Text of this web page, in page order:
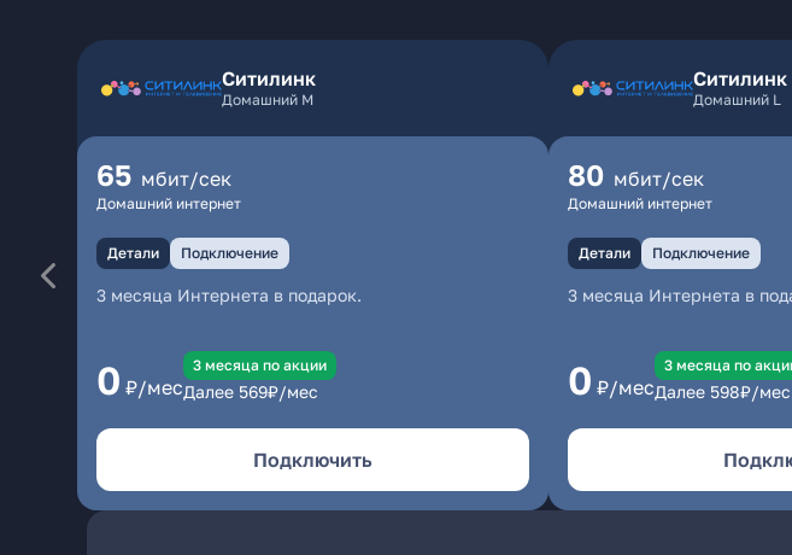
Ситилинк
Домашний М
65 мбит/сек
Домашний интернет
Детали Подключение
3 месяца Интернета в подарок.
0 ₽/мес
3 месяцa по акции
Далее 569₽/мес
Подключить
Ситилинк
Домашний L
80 мбит/сек
Домашний интернет
Детали Подключение
3 месяца Интернета в
0 ₽/мес
3 месяцa по
Далее 598₽/мес